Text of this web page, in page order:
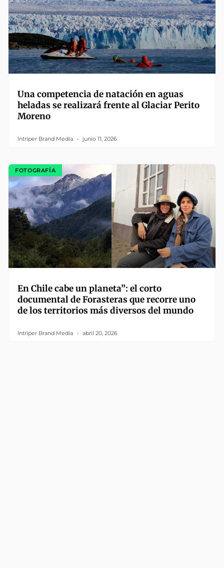
Una competencia de natación en aguas
heladas se realizará frente al Glaciar Perito
Moreno
Intriper Brand Media junio 11, 2026
FOTOGRAFÍA
En Chile cabe un planeta”: el corto
documental de Forasteras que recorre uno
de los territorios más diversos del mundo
Intriper Brand Media abril 20, 2026